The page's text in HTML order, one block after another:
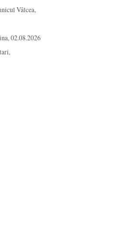
Vâlcea,
02.08.2026